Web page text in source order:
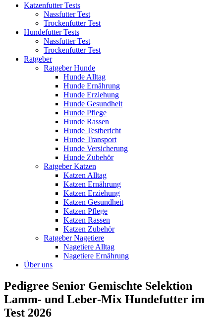
Katzenfutter Tests
Nassfutter Test
Trockenfutter Test
Hundefutter Tests
Nassfutter Test
Trockenfutter Test
Ratgeber
Ratgeber Hunde
Hunde Alltag
Hunde Ernährung
Hunde Erziehung
Hunde Gesundheit
Hunde Pflege
Hunde Rassen
Hunde Testbericht
Hunde Transport
Hunde Versicherung
Hunde Zubehör
Ratgeber Katzen
Katzen Alltag
Katzen Ernährung
Katzen Erziehung
Katzen Gesundheit
Katzen Pflege
Katzen Rassen
Katzen Zubehör
Ratgeber Nagetiere
Nagetiere Alltag
Nagetiere Ernährung
Über uns
Pedigree Senior Gemischte Selektion
Lamm- und Leber-Mix Hundefutter im
Test 2026